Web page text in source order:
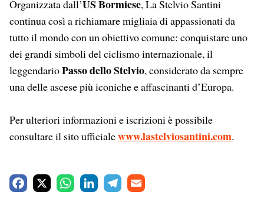
Organizzata dall’US Bormiese, La Stelvio Santini
continua così a richiamare migliaia di appassionati da
tutto il mondo con un obiettivo comune: conquistare uno
dei grandi simboli del ciclismo internazionale, il
leggendarioPasso dello Stelvio, considerato da sempre
una delle ascese più iconiche e affascinanti d’Europa.
Per ulteriori informazioni e iscrizioni è possibile
consultare il sito ufficialewww.lastelviosantini.com.